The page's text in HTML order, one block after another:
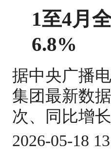
1至4月
6.8%
据中央广播
集团最新数
次、同比增
2026-05-18